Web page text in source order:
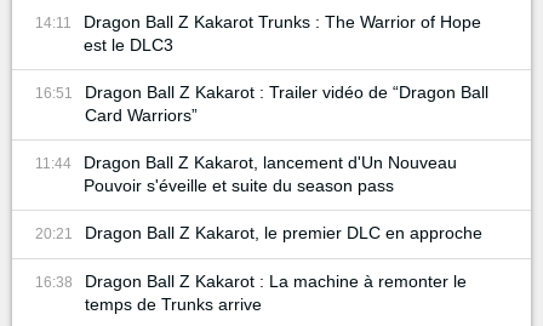
14:11
Dragon Ball Z Kakarot Trunks : The Warrior of Hope
est le DLC3
16:51
Dragon Ball Z Kakarot : Trailer vidéo de “Dragon Ball
Card Warriors”
11:44
Dragon Ball Z Kakarot, lancement d'Un Nouveau
Pouvoir s'éveille et suite du season pass
20:21 Dragon Ball Z Kakarot, le premier DLC en approche
16:38
Dragon Ball Z Kakarot : La machine à remonter le
temps de Trunks arrive